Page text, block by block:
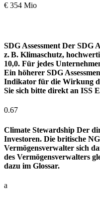
€ 354 Mio
SDG Assessment Der SDG
z. B. Klimaschutz,
10,0. Für jedes
Ein höherer SDG
Indikator für die Wirkung
Sie sich bitte direkt an ISS
0.67
Climate Stewardship Der
Investoren. Die britische
Vermögensverwalter sich
des Vermögensverwalters
dazu im Glossar.
a